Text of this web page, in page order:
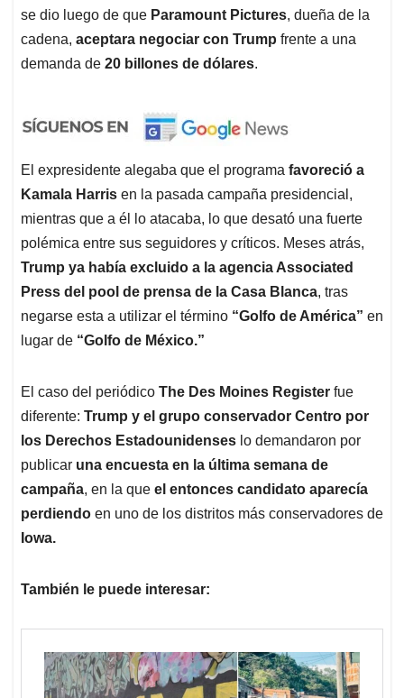
se dio luego de que Paramount Pictures, dueña de la
cadena, aceptara negociar con Trump frente a una
demanda de 20 billones de dólares.
El expresidente alegaba que el programa favoreció a
Kamala Harris en la pasada campaña presidencial,
mientras que a él lo atacaba, lo que desató una fuerte
polémica entre sus seguidores y críticos. Meses atrás,
Trump ya había excluido a la agencia Associated
Press del pool de prensa de la Casa Blanca, tras
negarse esta a utilizar el término “Golfo de América” en
lugar de “Golfo de México.”
El caso del periódico The Des Moines Register fue
diferente: Trump y el grupo conservador Centro por
los Derechos Estadounidenses lo demandaron por
publicar una encuesta en la última semana de
campaña, en la que el entonces candidato aparecía
perdiendo en uno de los distritos más conservadores de
Iowa.
También le puede interesar: